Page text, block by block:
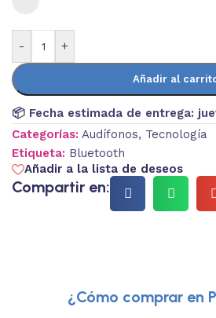
- +
Añadir al
📦 Fecha estimada de entrega:
Categorías: Audífonos, Tecnología
Etiqueta: Bluetooth
Añadir a la lista de deseos
Compartir en:
¿Cómo comprar en